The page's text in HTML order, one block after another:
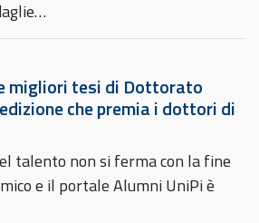
migliori tesi di Dottorato
che premia i dottori di
talento non si ferma con la fine
e il portale Alumni UniPi è